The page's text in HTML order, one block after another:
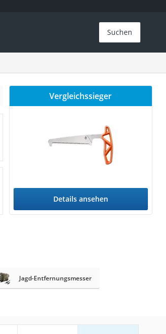
Suchen
Vergleichssieger
Details ansehen
Jagd-Entfernungsmesser